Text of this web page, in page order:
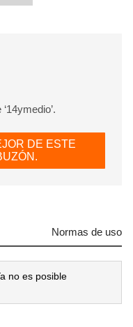
DE ESTE
Normas de uso
no es posible